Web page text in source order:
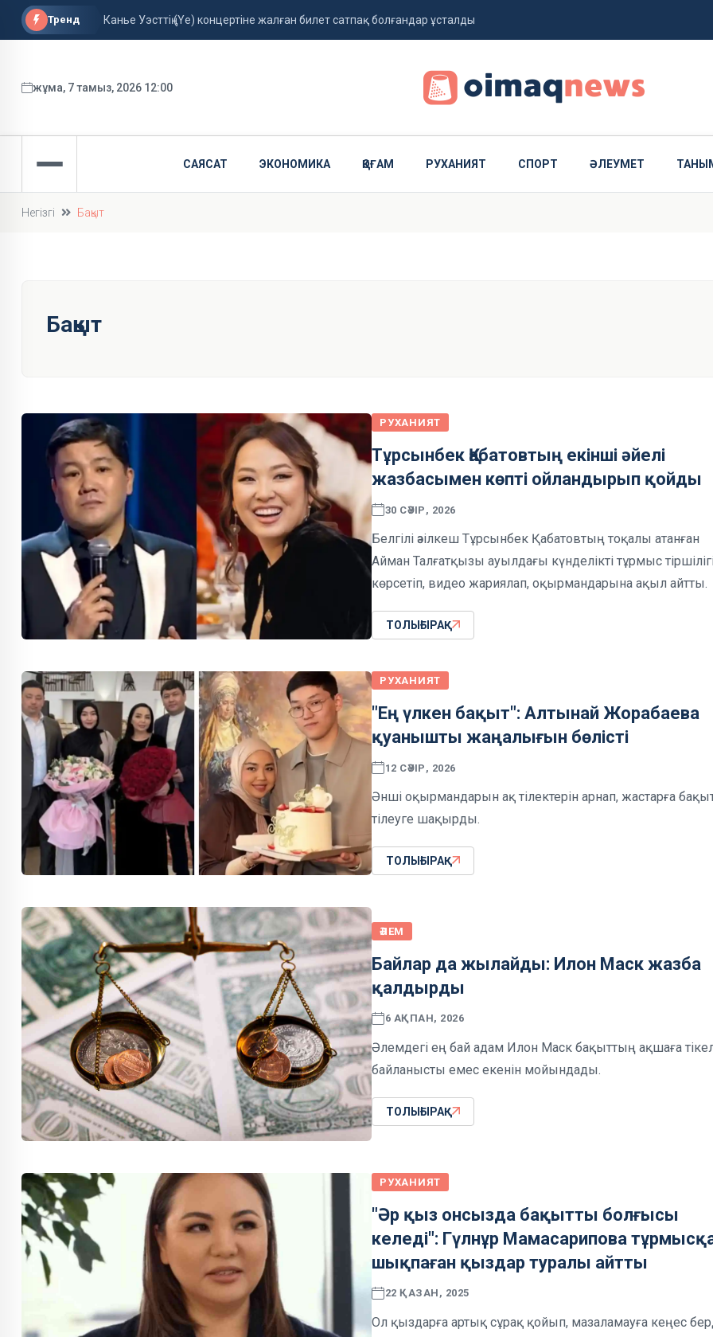
Тренд Канье Уэсттің (Ye) концертіне жалған билет сатпақ болғандар ұсталды
Кредитті ерте жапсаңыз, айыппұл төлемейсіз: қарыз алушыларға маңызды өзгеріс
жұма, 7 тамыз, 2026 12:00
САЯСАТ ЭКОНОМИКА ҚОҒАМ РУХАНИЯТ СПОРТ ӘЛЕУМЕТ
Негізгі Бақыт
Бақыт
РУХАНИЯТ
Тұрсынбек Қабатовтың екінші әйелі
жазбасымен көпті ойландырып қойды
30 СӘУІР, 2026
Белгілі әзілкеш Тұрсынбек Қабатовтың тоқалы атанған
Айман Талғатқызы ауылдағы күнделікті тұрмыс
көрсетіп, видео жариялап, оқырмандарына ақыл айтты.
ТОЛЫҒЫРАҚ
РУХАНИЯТ
"Ең үлкен бақыт": Алтынай Жорабаева
қуанышты жаңалығын бөлісті
12 СӘУІР, 2026
Әнші оқырмандарын ақ тілектерін арнап, жастарға
тілеуге шақырды.
ТОЛЫҒЫРАҚ
ӘЛЕМ
Байлар да жылайды: Илон Маск жазба
қалдырды
6 АҚПАН, 2026
Әлемдегі ең бай адам Илон Маск бақыттың ақшаға
байланысты емес екенін мойындады.
ТОЛЫҒЫРАҚ
РУХАНИЯТ
"Әр қыз онсызда бақытты болғысы
келеді": Гүлнұр Мамасарипова
шықпаған қыздар туралы айтты
22 ҚАЗАН, 2025
Ол қыздарға артық сұрақ қойып, мазаламауға кеңес